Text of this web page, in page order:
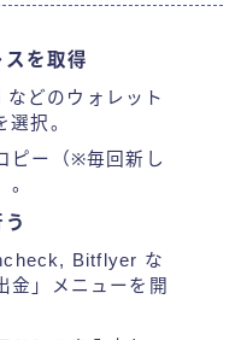
を取得
どのウォレット
選択。
ピー（※毎回新し
。
Bitflyer な
金」メニューを開